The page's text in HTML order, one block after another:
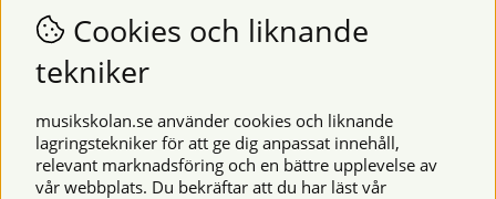
Vill du få nyheter och erbjudanden från oss? Fyll då i din e-
postadress i fältet nedan.
Säkra betalningar
Cookies och liknande
tekniker
musikskolan.se använder cookies och liknande
lagringstekniker för att ge dig anpassat innehåll,
relevant marknadsföring och en bättre upplevelse av
vår webbplats. Du bekräftar att du har läst vår